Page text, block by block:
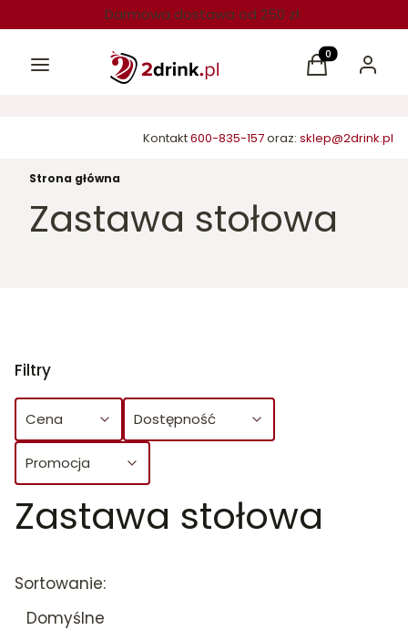
Darmowa dostawa od 250 zł
Menu Produkty w
Koszyk Zaloguj
Kontakt600-835-157oraz: sklep@2drink.pl
Strona główna
Zastawa stołowa
Filtry
Cena Dostępność
Promocja
Koniec filtrów
Zastawa stołowa
Lista produktów
Sortowanie:
Domyślne